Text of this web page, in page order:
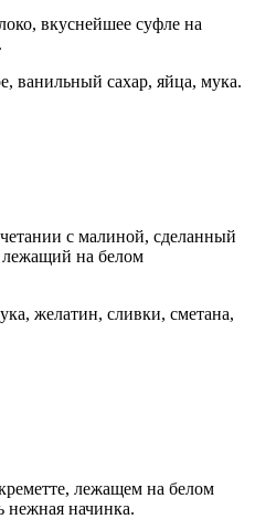
вкуснейшее суфле на
ванильный сахар, яйца, мука.
с малиной, сделанный
лежащий на белом
желатин, сливки, сметана,
лежащем на белом
нежная начинка.